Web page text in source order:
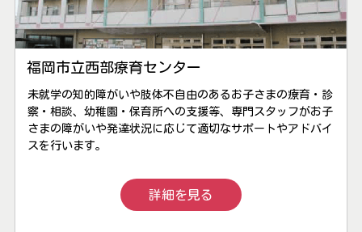
福岡市立西部療育センター
未就学の知的障がいや肢体不自由のあるお子さまの療育・診
察・相談、幼稚園・保育所への支援等、専門スタッフがお子
さまの障がいや発達状況に応じて適切なサポートやアドバイ
スを行います。
詳細を見る